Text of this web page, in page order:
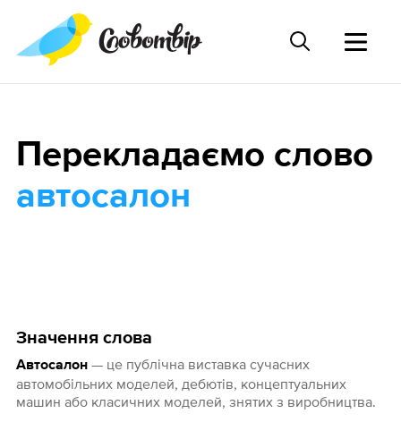
Значення слова
Автосалон— це публічна виставка сучасних
автомобільних моделей, дебютів, концептуальних
машин або класичних моделей, знятих з виробництва.
Перекладаємо слово
автосалон